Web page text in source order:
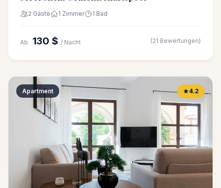
2 Gäste 1 Zimmer 1 Bad
Ab 130 $ / Nacht (21 Bewertungen)
Apartment 4.2